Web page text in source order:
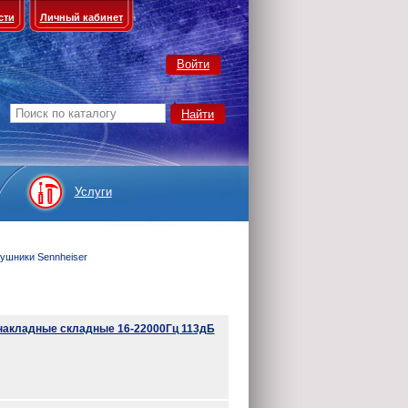
Личный кабинет
Войти
Услуги
Sennheiser
складные 16-22000Гц 113дБ